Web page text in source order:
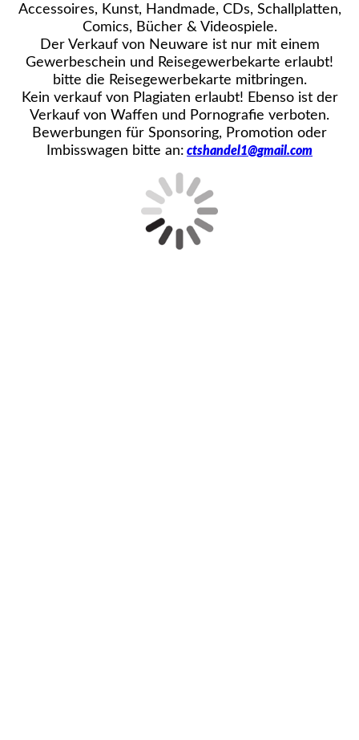
Accessoires, Kunst, Handmade, CDs, Schallplatten,
Comics, Bücher & Videospiele.
Der Verkauf von Neuware ist nur mit einem
Gewerbeschein und Reisegewerbekarte erlaubt!
bitte die Reisegewerbekarte mitbringen.
Kein verkauf von Plagiaten erlaubt! Ebenso ist der
Verkauf von Waffen und Pornografie verboten.
Bewerbungen für Sponsoring, Promotion oder
Imbisswagen bitte an: ctshandel1@gmail.com